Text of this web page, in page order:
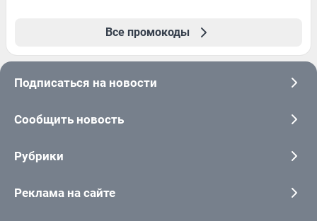
Все промокоды
Подписаться на новости
Сообщить новость
Рубрики
Реклама на сайте